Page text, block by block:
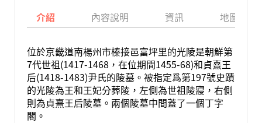
介紹 內容說明 資訊 地圖
位於京畿道南楊州市榛接邑富坪里的光陵是朝鮮第
7代世祖(1417-1468，在位期間1455-68)和貞熹王
后(1418-1483)尹氏的陵墓。被指定爲第197號史蹟
的光陵為王和王妃分葬陵，左側為世祖陵寢，右側
則為貞熹王后陵墓。兩個陵墓中間蓋了一個丁字
閣。